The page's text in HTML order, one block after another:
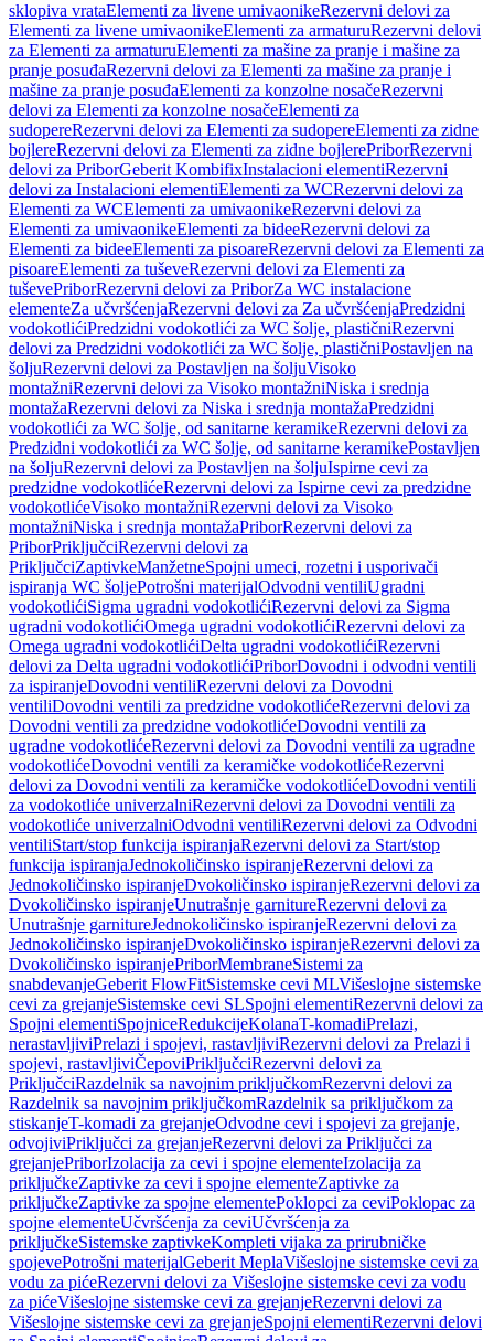
sklopiva vrataElementi za livene umivaonikeRezervni delovi za
Elementi za livene umivaonikeElementi za armaturuRezervni delovi
za Elementi za armaturuElementi za mašine za pranje i mašine za
pranje posuđaRezervni delovi za Elementi za mašine za pranje i
mašine za pranje posuđaElementi za konzolne nosačeRezervni
delovi za Elementi za konzolne nosačeElementi za
sudopereRezervni delovi za Elementi za sudopereElementi za zidne
bojlereRezervni delovi za Elementi za zidne bojlerePriborRezervni
delovi za PriborGeberit KombifixInstalacioni elementiRezervni
delovi za Instalacioni elementiElementi za WCRezervni delovi za
Elementi za WCElementi za umivaonikeRezervni delovi za
Elementi za umivaonikeElementi za bideeRezervni delovi za
Elementi za bideeElementi za pisoareRezervni delovi za Elementi za
pisoareElementi za tuševeRezervni delovi za Elementi za
tuševePriborRezervni delovi za PriborZa WC instalacione
elementeZa učvršćenjaRezervni delovi za Za učvršćenjaPredzidni
vodokotlićiPredzidni vodokotlići za WC šolje, plastičniRezervni
delovi za Predzidni vodokotlići za WC šolje, plastičniPostavljen na
šoljuRezervni delovi za Postavljen na šoljuVisoko
montažniRezervni delovi za Visoko montažniNiska i srednja
montažaRezervni delovi za Niska i srednja montažaPredzidni
vodokotlići za WC šolje, od sanitarne keramikeRezervni delovi za
Predzidni vodokotlići za WC šolje, od sanitarne keramikePostavljen
na šoljuRezervni delovi za Postavljen na šoljuIspirne cevi za
predzidne vodokotlićeRezervni delovi za Ispirne cevi za predzidne
vodokotlićeVisoko montažniRezervni delovi za Visoko
montažniNiska i srednja montažaPriborRezervni delovi za
PriborPriključciRezervni delovi za
PriključciZaptivkeManžetneSpojni umeci, rozetni i usporivači
ispiranja WC šoljePotrošni materijalOdvodni ventiliUgradni
vodokotlićiSigma ugradni vodokotlićiRezervni delovi za Sigma
ugradni vodokotlićiOmega ugradni vodokotlićiRezervni delovi za
Omega ugradni vodokotlićiDelta ugradni vodokotlićiRezervni
delovi za Delta ugradni vodokotlićiPriborDovodni i odvodni ventili
za ispiranjeDovodni ventiliRezervni delovi za Dovodni
ventiliDovodni ventili za predzidne vodokotlićeRezervni delovi za
Dovodni ventili za predzidne vodokotlićeDovodni ventili za
ugradne vodokotlićeRezervni delovi za Dovodni ventili za ugradne
vodokotlićeDovodni ventili za keramičke vodokotlićeRezervni
delovi za Dovodni ventili za keramičke vodokotlićeDovodni ventili
za vodokotliće univerzalniRezervni delovi za Dovodni ventili za
vodokotliće univerzalniOdvodni ventiliRezervni delovi za Odvodni
ventiliStart/stop funkcija ispiranjaRezervni delovi za Start/stop
funkcija ispiranjaJednokoličinsko ispiranjeRezervni delovi za
Jednokoličinsko ispiranjeDvokoličinsko ispiranjeRezervni delovi za
Dvokoličinsko ispiranjeUnutrašnje garnitureRezervni delovi za
Unutrašnje garnitureJednokoličinsko ispiranjeRezervni delovi za
Jednokoličinsko ispiranjeDvokoličinsko ispiranjeRezervni delovi za
Dvokoličinsko ispiranjePriborMembraneSistemi za
snabdevanjeGeberit FlowFitSistemske cevi MLVišeslojne sistemske
cevi za grejanjeSistemske cevi SLSpojni elementiRezervni delovi za
Spojni elementiSpojniceRedukcijeKolanaT-komadiPrelazi,
nerastavljiviPrelazi i spojevi, rastavljiviRezervni delovi za Prelazi i
spojevi, rastavljiviČepoviPriključciRezervni delovi za
PriključciRazdelnik sa navojnim priključkomRezervni delovi za
Razdelnik sa navojnim priključkomRazdelnik sa priključkom za
stiskanjeT-komadi za grejanjeOdvodne cevi i spojevi za grejanje,
odvojiviPriključci za grejanjeRezervni delovi za Priključci za
grejanjePriborIzolacija za cevi i spojne elementeIzolacija za
priključkeZaptivke za cevi i spojne elementeZaptivke za
priključkeZaptivke za spojne elementePoklopci za ceviPoklopac za
spojne elementeUčvršćenja za ceviUčvršćenja za
priključkeSistemske zaptivkeKompleti vijaka za prirubničke
spojevePotrošni materijalGeberit MeplaVišeslojne sistemske cevi za
vodu za pićeRezervni delovi za Višeslojne sistemske cevi za vodu
za pićeVišeslojne sistemske cevi za grejanjeRezervni delovi za
Višeslojne sistemske cevi za grejanjeSpojni elementiRezervni delovi